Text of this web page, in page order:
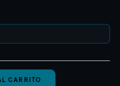
CARRITO